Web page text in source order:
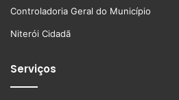
Controladoria Geral do Município
Niterói Cidadã
Serviços